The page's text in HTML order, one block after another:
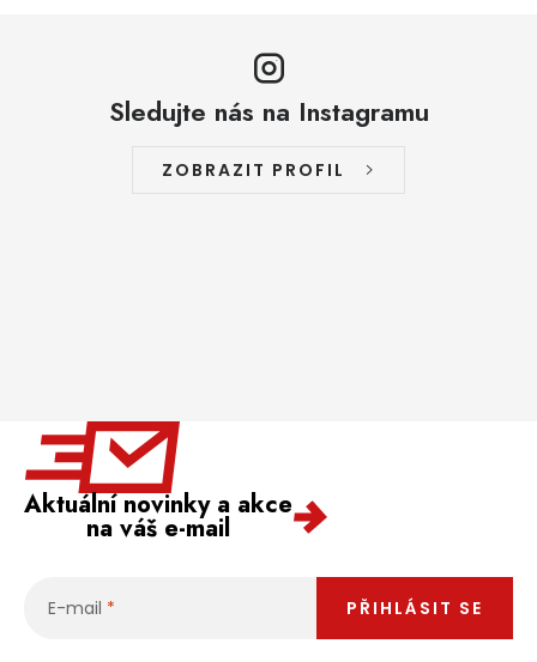
Sledujte nás na Instagramu
ZOBRAZIT PROFIL
Aktuální novinky a akce
na váš e-mail
E-mail PŘIHLÁSIT SE